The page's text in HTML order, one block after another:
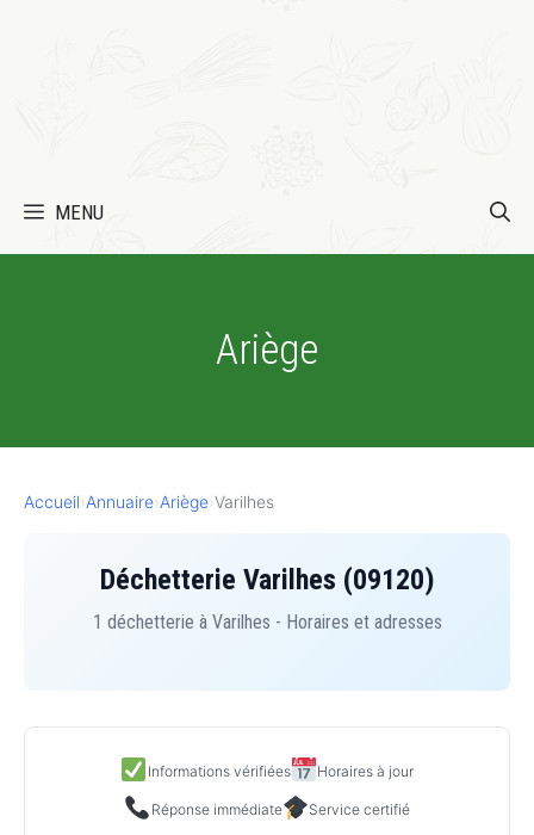
MENU
Ariège
Accueil›Annuaire›Ariège›Varilhes
Déchetterie Varilhes (09120)
1 déchetterie à Varilhes - Horaires et adresses
Informations vérifiées Horaires à jour
Réponse immédiate Service certifié